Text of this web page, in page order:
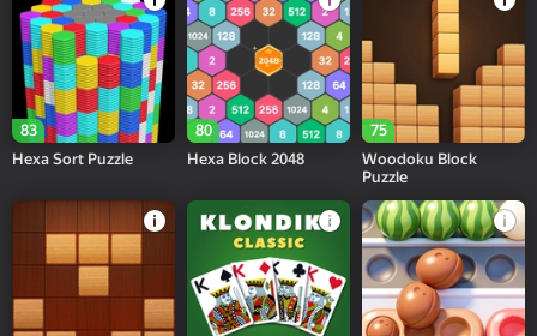
83
Hexa Sort Puzzle
80
Hexa Block 2048
75
Woodoku Block
Puzzle